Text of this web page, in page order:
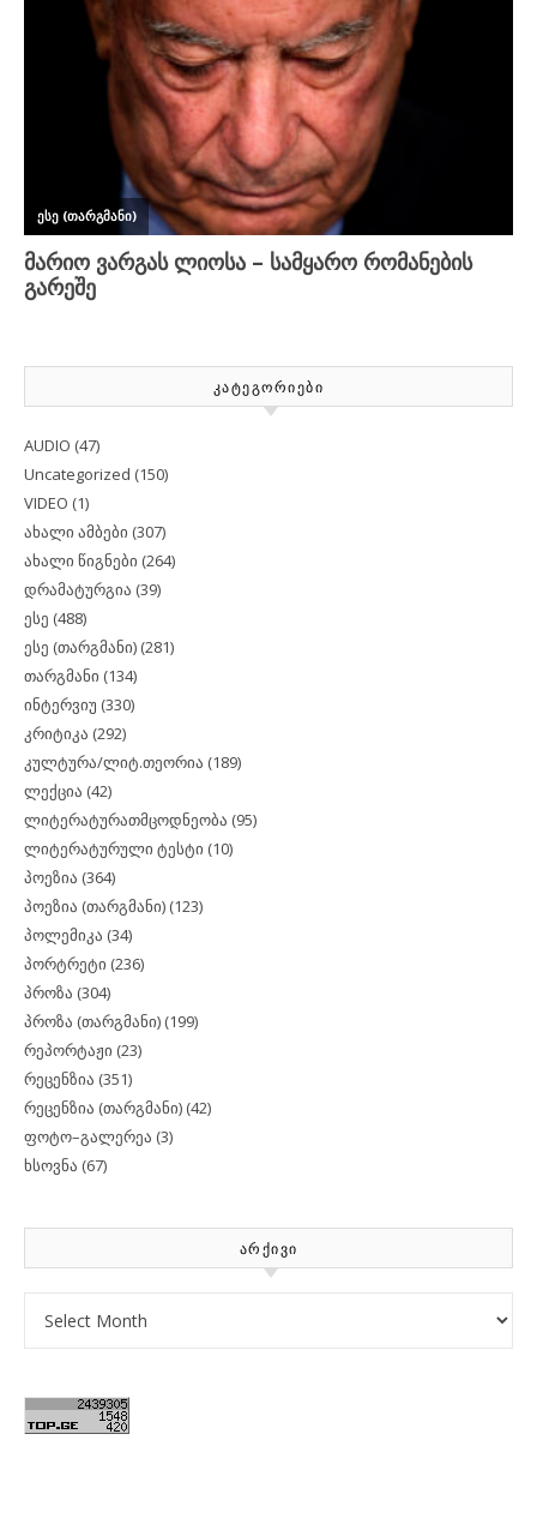
ᲙᲐᲢᲔᲒᲝᲠᲘᲔᲑᲘ
AUDIO (47)
Uncategorized (150)
VIDEO (1)
ახალი ამბები (307)
ახალი წიგნები (264)
დრამატურგია (39)
ესე (488)
ესე (თარგმანი) (281)
თარგმანი (134)
ინტერვიუ (330)
კრიტიკა (292)
კულტურა/ლიტ.თეორია (189)
ლექცია (42)
ლიტერატურათმცოდნეობა (95)
ლიტერატურული ტესტი (10)
პოეზია (364)
პოეზია (თარგმანი) (123)
პოლემიკა (34)
პორტრეტი (236)
პროზა (304)
პროზა (თარგმანი) (199)
რეპორტაჟი (23)
რეცენზია (351)
რეცენზია (თარგმანი) (42)
ფოტო–გალერეა (3)
ხსოვნა (67)
ᲐᲠᲥᲘᲕᲘ